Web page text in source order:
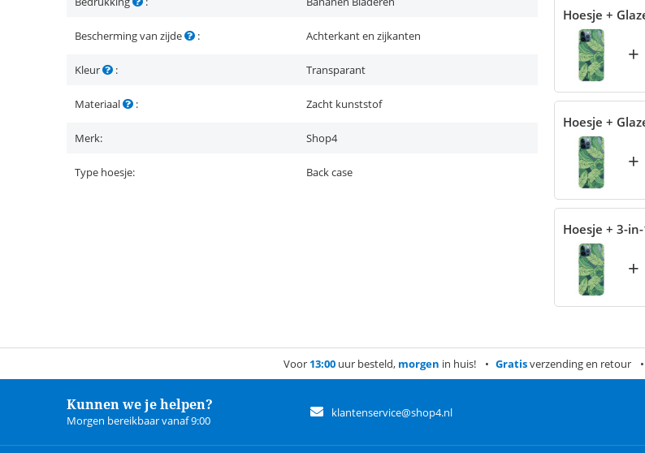
Bescherming van zijde : Achterkant en zijkanten
Kleur : Transparant
Materiaal : Zacht kunststof
Merk: Shop4
Type hoesje: Back case
Hoesje +
+
Hoesje +
+
Hoesje + 3-
+
Voor 13:00 uur besteld, morgen in huis! Gratisverzending en retour
Kunnen we je helpen?
Morgen bereikbaar vanaf 9:00
klantenservice@shop4.nl